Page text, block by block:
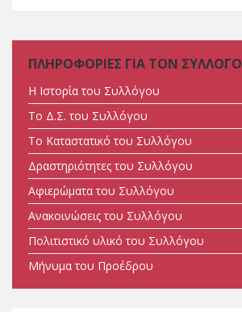
ΠΛΗΡΟΦΟΡΙΕΣ ΓΙΑ ΤΟΝ ΣΥΛΛΟΓΟ
Η Ιστορία του Συλλόγου
Tο Δ.Σ. του Συλλόγου
Tο Καταστατικό του Συλλόγου
Δραστηριότητες του Συλλόγου
Αφιερώματα του Συλλόγου
Ανακοινώσεις του Συλλόγου
Πολιτιστικό υλικό του Συλλόγου
Μήνυμα του Προέδρου